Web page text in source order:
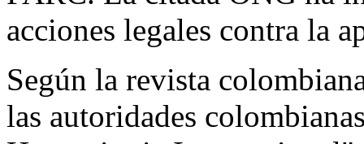
acciones legales contra la
Según la revista
las autoridades